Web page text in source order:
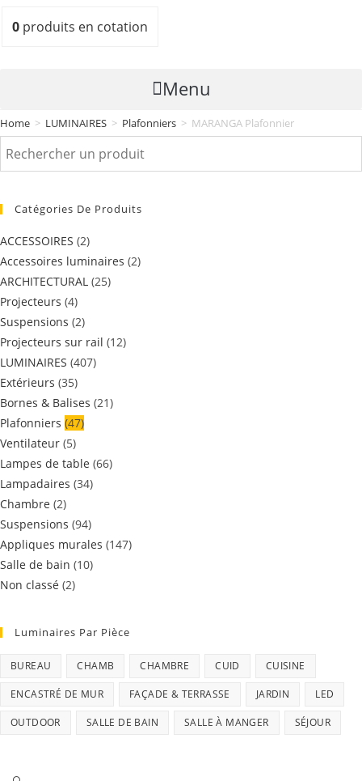
0 produits en cotation
Menu
Home > LUMINAIRES > Plafonniers > MARANGA Plafonnier
Catégories De Produits
ACCESSOIRES (2)
Accessoires luminaires (2)
ARCHITECTURAL (25)
Projecteurs (4)
Suspensions (2)
Projecteurs sur rail (12)
LUMINAIRES (407)
Extérieurs (35)
Bornes & Balises (21)
Plafonniers (47)
Ventilateur (5)
Lampes de table (66)
Lampadaires (34)
Chambre (2)
Suspensions (94)
Appliques murales (147)
Salle de bain (10)
Non classé (2)
Luminaires Par Pièce
BUREAU CHAMB CHAMBRE CUID CUISINE
ENCASTRÉ DE MUR FAÇADE & TERRASSE JARDIN LED
OUTDOOR SALLE DE BAIN SALLE À MANGER SÉJOUR